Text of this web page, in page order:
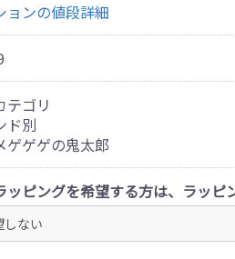
ョンの値段詳細
テゴリ
ド別
ゲゲゲの鬼太郎
ッピングを希望する方は、ラッピ